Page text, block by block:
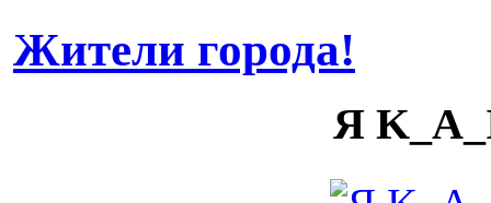
Жители города!
Я